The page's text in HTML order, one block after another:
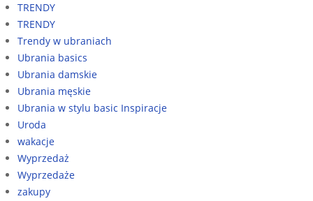
TRENDY
TRENDY
Trendy w ubraniach
Ubrania basics
Ubrania damskie
Ubrania męskie
Ubrania w stylu basic Inspiracje
Uroda
wakacje
Wyprzedaż
Wyprzedaże
zakupy